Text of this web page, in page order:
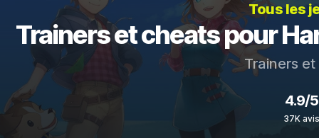
Tous les
Trainers et cheats pour
Trainers
4.9/5
37K avis